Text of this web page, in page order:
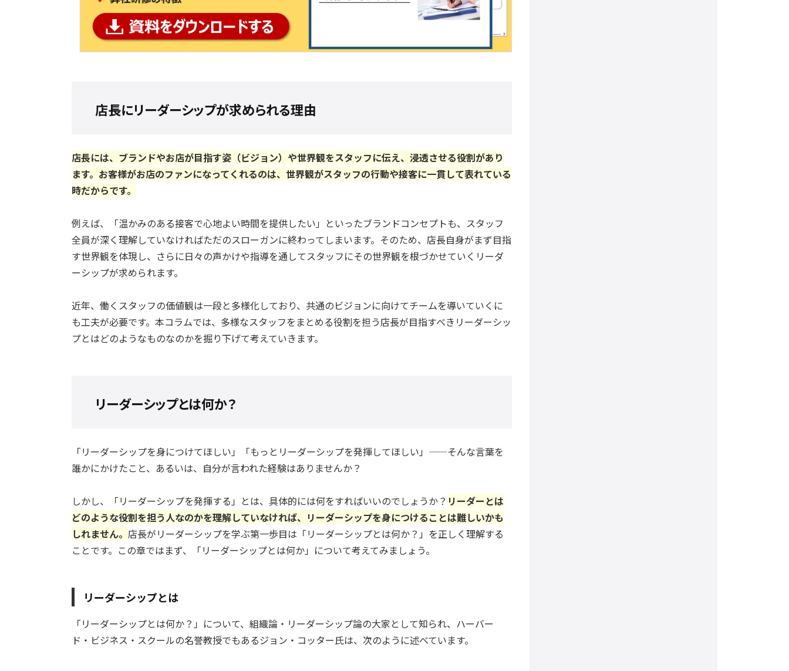
店長にリーダーシップが求められる理由
店長には、ブランドやお店が目指す姿（ビジョン）や世界観をスタッフに伝え、浸透させる役割があり
ます。お客様がお店のファンになってくれるのは、世界観がスタッフの行動や接客に一貫して表れている
時だからです。
例えば、「温かみのある接客で心地よい時間を提供したい」といったブランドコンセプトも、スタッフ
全員が深く理解していなければただのスローガンに終わってしまいます。そのため、店長自身がまず目指
す世界観を体現し、さらに日々の声かけや指導を通してスタッフにその世界観を根づかせていくリーダ
ーシップが求められます。
近年、働くスタッフの価値観は一段と多様化しており、共通のビジョンに向けてチームを導いていくに
も工夫が必要です。本コラムでは、多様なスタッフをまとめる役割を担う店長が目指すべきリーダーシッ
プとはどのようなものなのかを掘り下げて考えていきます。
リーダーシップとは何か？
「リーダーシップを身につけてほしい」「もっとリーダーシップを発揮してほしい」——そんな言葉を
誰かにかけたこと、あるいは、自分が言われた経験はありませんか？
しかし、「リーダーシップを発揮する」とは、具体的には何をすればいいのでしょうか？ リーダーとは
どのような役割を担う人なのかを理解していなければ、リーダーシップを身につけることは難しいかも
しれません。 店長がリーダーシップを学ぶ第一歩目は「リーダーシップとは何か？」を正しく理解する
ことです。 この章ではまず、「リーダーシップとは何か」について考えてみましょう。
リーダーシップとは
「リーダーシップとは何か？」について、組織論・リーダーシップ論の大家として知られ、ハーバー
ド・ビジネス・スクールの名誉教授でもあるジョン・コッター氏は、次のように述べています。